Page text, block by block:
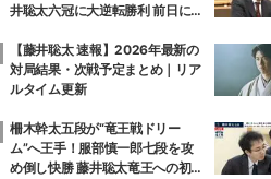
井聡太六冠に大逆転勝利 前日には
も【藤井聡太 速報】2026年最新の
対局結果・次戦予定まとめ｜リア
ルタイム更新
柵木幹太五段が“竜王戦ドリー
ム”へ王手！服部慎一郎七段を攻
め倒し快勝 藤井聡太竜王への初挑